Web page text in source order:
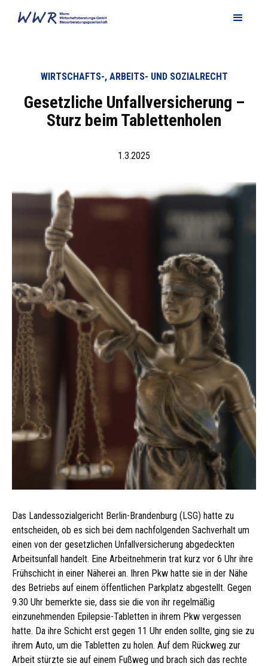
WIRTSCHAFTS-, ARBEITS- UND SOZIALRECHT
Gesetzliche Unfallversicherung –
Sturz beim Tablettenholen
1.3.2025
Das Landessozialgericht Berlin-Brandenburg (LSG) hatte zu
entscheiden, ob es sich bei dem nachfolgenden Sachverhalt um
einen von der gesetzlichen Unfallversicherung abgedeckten
Arbeitsunfall handelt. Eine Arbeitnehmerin trat kurz vor 6 Uhr ihre
Frühschicht in einer Näherei an. Ihren Pkw hatte sie in der Nähe
des Betriebs auf einem öffentlichen Parkplatz abgestellt. Gegen
9.30 Uhr bemerkte sie, dass sie die von ihr regelmäßig
einzunehmenden Epilepsie-Tabletten in ihrem Pkw vergessen
hatte. Da ihre Schicht erst gegen 11 Uhr enden sollte, ging sie zu
ihrem Auto, um die Tabletten zu holen. Auf dem Rückweg zur
Arbeit stürzte sie auf einem Fußweg und brach sich das rechte